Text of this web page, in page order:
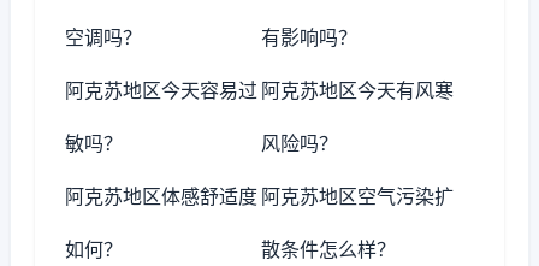
空调吗？ 有影响吗？
阿克苏地区今天容易过
敏吗？
阿克苏地区今天有风寒
风险吗？
阿克苏地区体感舒适度
如何？
阿克苏地区空气污染扩
散条件怎么样？